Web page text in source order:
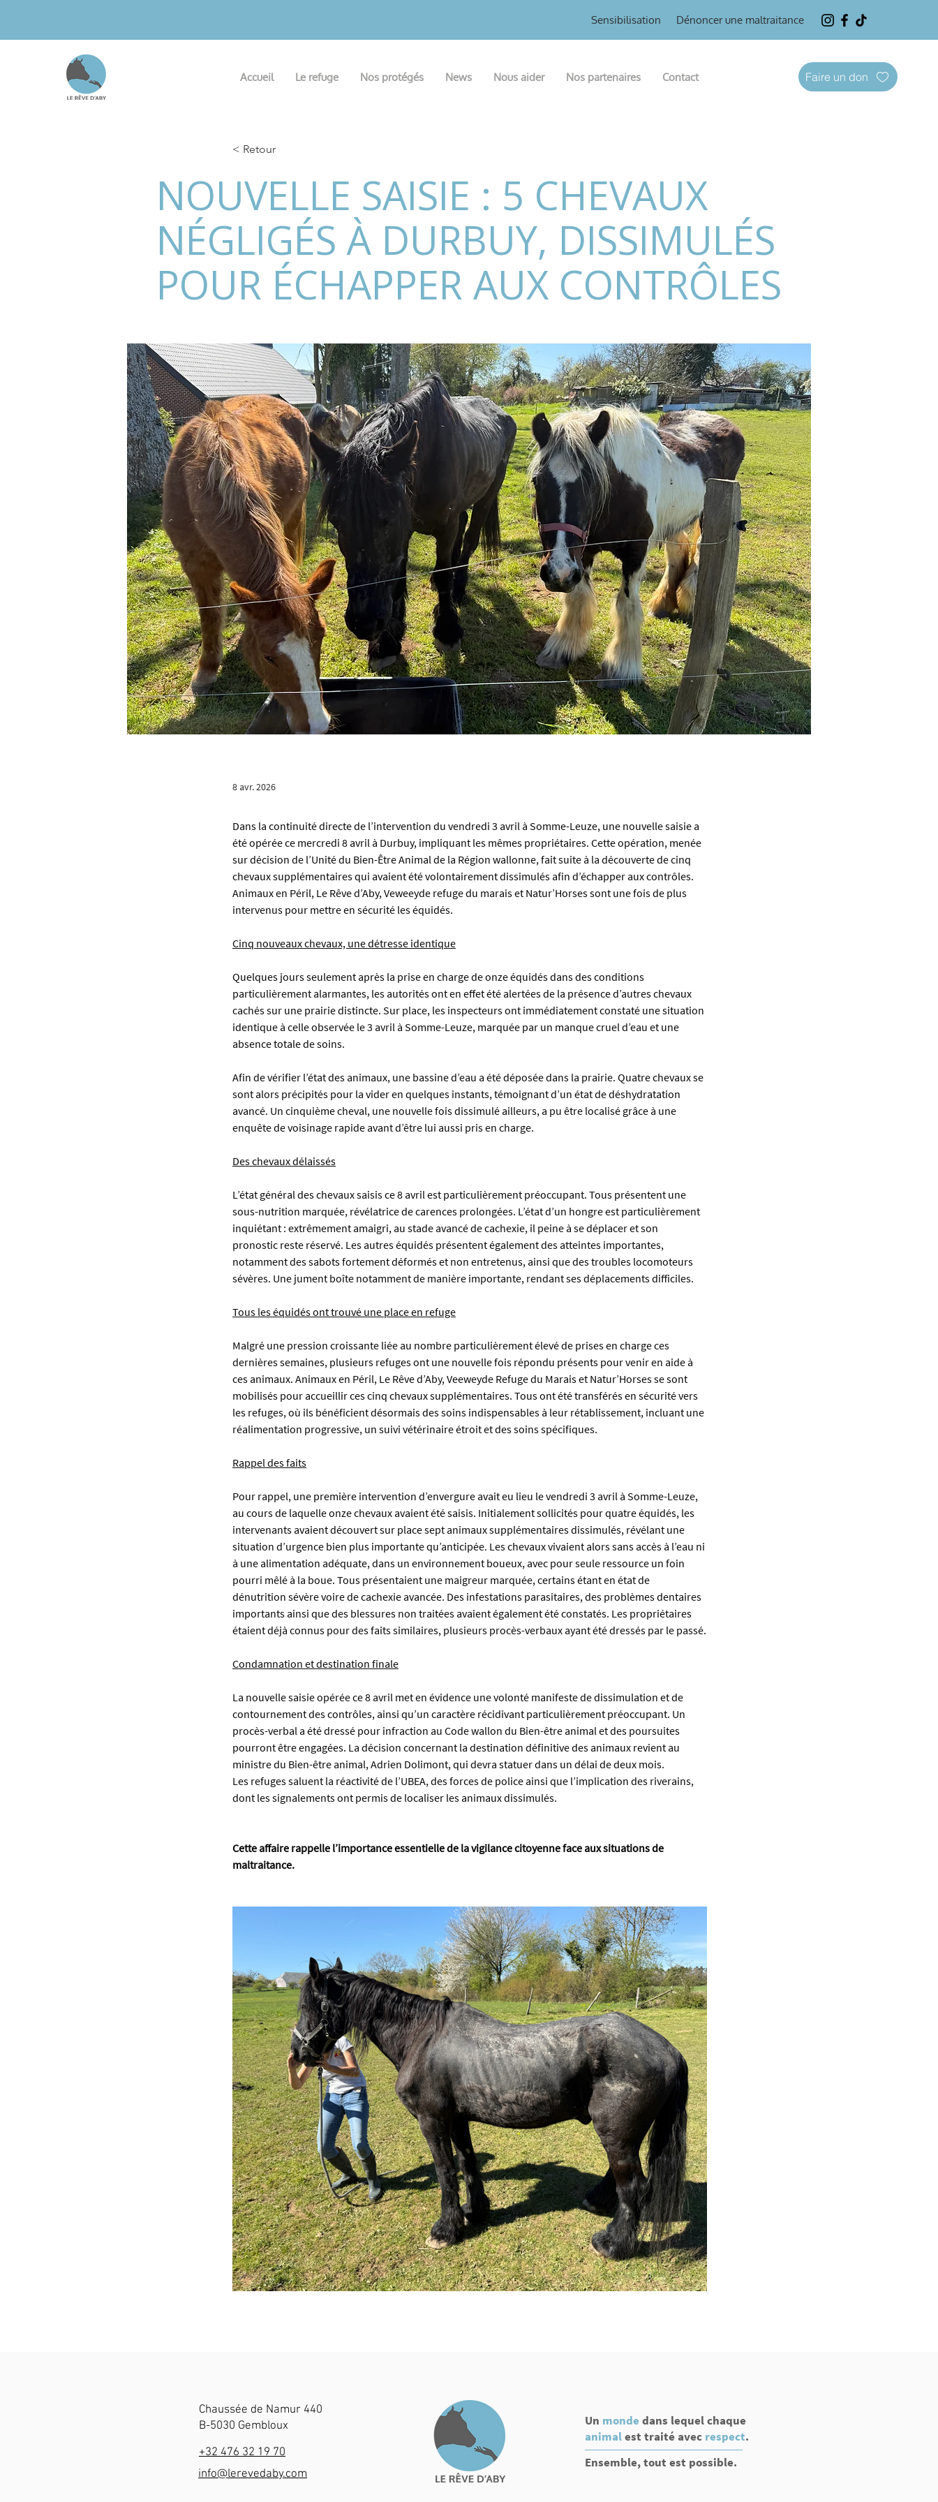
Sensibilisation Dénoncer une maltraitance
Accueil Le refuge Nos protégés News Nous aider Nos partenaires Contact Faire un don
< Retour
NOUVELLE SAISIE : 5 CHEVAUX
NÉGLIGÉS À DURBUY, DISSIMULÉS
POUR ÉCHAPPER AUX CONTRÔLES
8 avr. 2026
Dans la continuité directe de l’intervention du vendredi 3 avril à Somme-Leuze, une nouvelle saisie a
été opérée ce mercredi 8 avril à Durbuy, impliquant les mêmes propriétaires. Cette opération, menée
sur décision de l’Unité du Bien-Être Animal de la Région wallonne, fait suite à la découverte de cinq
chevaux supplémentaires qui avaient été volontairement dissimulés afin d’échapper aux contrôles.
Animaux en Péril, Le Rêve d’Aby, Veweeyde refuge du marais et Natur’Horses sont une fois de plus
intervenus pour mettre en sécurité les équidés.
Cinq nouveaux chevaux, une détresse identique
Quelques jours seulement après la prise en charge de onze équidés dans des conditions
particulièrement alarmantes, les autorités ont en effet été alertées de la présence d’autres chevaux
cachés sur une prairie distincte. Sur place, les inspecteurs ont immédiatement constaté une situation
identique à celle observée le 3 avril à Somme-Leuze, marquée par un manque cruel d’eau et une
absence totale de soins.
Afin de vérifier l’état des animaux, une bassine d’eau a été déposée dans la prairie. Quatre chevaux se
sont alors précipités pour la vider en quelques instants, témoignant d’un état de déshydratation
avancé. Un cinquième cheval, une nouvelle fois dissimulé ailleurs, a pu être localisé grâce à une
enquête de voisinage rapide avant d’être lui aussi pris en charge.
Des chevaux délaissés
L’état général des chevaux saisis ce 8 avril est particulièrement préoccupant. Tous présentent une
sous-nutrition marquée, révélatrice de carences prolongées. L’état d’un hongre est particulièrement
inquiétant : extrêmement amaigri, au stade avancé de cachexie, il peine à se déplacer et son
pronostic reste réservé. Les autres équidés présentent également des atteintes importantes,
notamment des sabots fortement déformés et non entretenus, ainsi que des troubles locomoteurs
sévères. Une jument boîte notamment de manière importante, rendant ses déplacements difficiles.
Tous les équidés ont trouvé une place en refuge
Malgré une pression croissante liée au nombre particulièrement élevé de prises en charge ces
dernières semaines, plusieurs refuges ont une nouvelle fois répondu présents pour venir en aide à
ces animaux. Animaux en Péril, Le Rêve d’Aby, Veeweyde Refuge du Marais et Natur’Horses se sont
mobilisés pour accueillir ces cinq chevaux supplémentaires. Tous ont été transférés en sécurité vers
les refuges, où ils bénéficient désormais des soins indispensables à leur rétablissement, incluant une
réalimentation progressive, un suivi vétérinaire étroit et des soins spécifiques.
Rappel des faits
Pour rappel, une première intervention d’envergure avait eu lieu le vendredi 3 avril à Somme-Leuze,
au cours de laquelle onze chevaux avaient été saisis. Initialement sollicités pour quatre équidés, les
intervenants avaient découvert sur place sept animaux supplémentaires dissimulés, révélant une
situation d’urgence bien plus importante qu’anticipée. Les chevaux vivaient alors sans accès à l’eau ni
à une alimentation adéquate, dans un environnement boueux, avec pour seule ressource un foin
pourri mêlé à la boue. Tous présentaient une maigreur marquée, certains étant en état de
dénutrition sévère voire de cachexie avancée. Des infestations parasitaires, des problèmes dentaires
importants ainsi que des blessures non traitées avaient également été constatés. Les propriétaires
étaient déjà connus pour des faits similaires, plusieurs procès-verbaux ayant été dressés par le passé.
Condamnation et destination finale
La nouvelle saisie opérée ce 8 avril met en évidence une volonté manifeste de dissimulation et de
contournement des contrôles, ainsi qu’un caractère récidivant particulièrement préoccupant. Un
procès-verbal a été dressé pour infraction au Code wallon du Bien-être animal et des poursuites
pourront être engagées. La décision concernant la destination définitive des animaux revient au
ministre du Bien-être animal, Adrien Dolimont, qui devra statuer dans un délai de deux mois.
Les refuges saluent la réactivité de l’UBEA, des forces de police ainsi que l’implication des riverains,
dont les signalements ont permis de localiser les animaux dissimulés.
Cette affaire rappelle l’importance essentielle de la vigilance citoyenne face aux situations de
maltraitance.
Chaussée de Namur 440
B-5030 Gembloux
+32 476 32 19 70
info@lerevedaby.com
Un monde dans lequel chaque
animalest traité avec respect.
Ensemble, tout est possible.